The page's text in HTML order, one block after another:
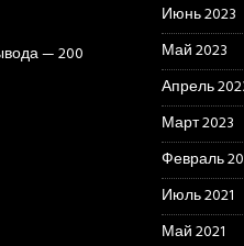
— 200
Июнь 2023
Май 2023
Апрель
Март 2023
Февраль
Июль 2021
Май 2021